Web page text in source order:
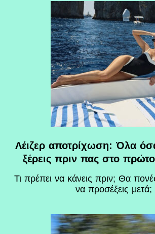
Λέιζερ αποτρίχωση: Όλα
ξέρεις πριν πας στο
Τι πρέπει να κάνεις πριν; Θα
να προσέξεις μετά;